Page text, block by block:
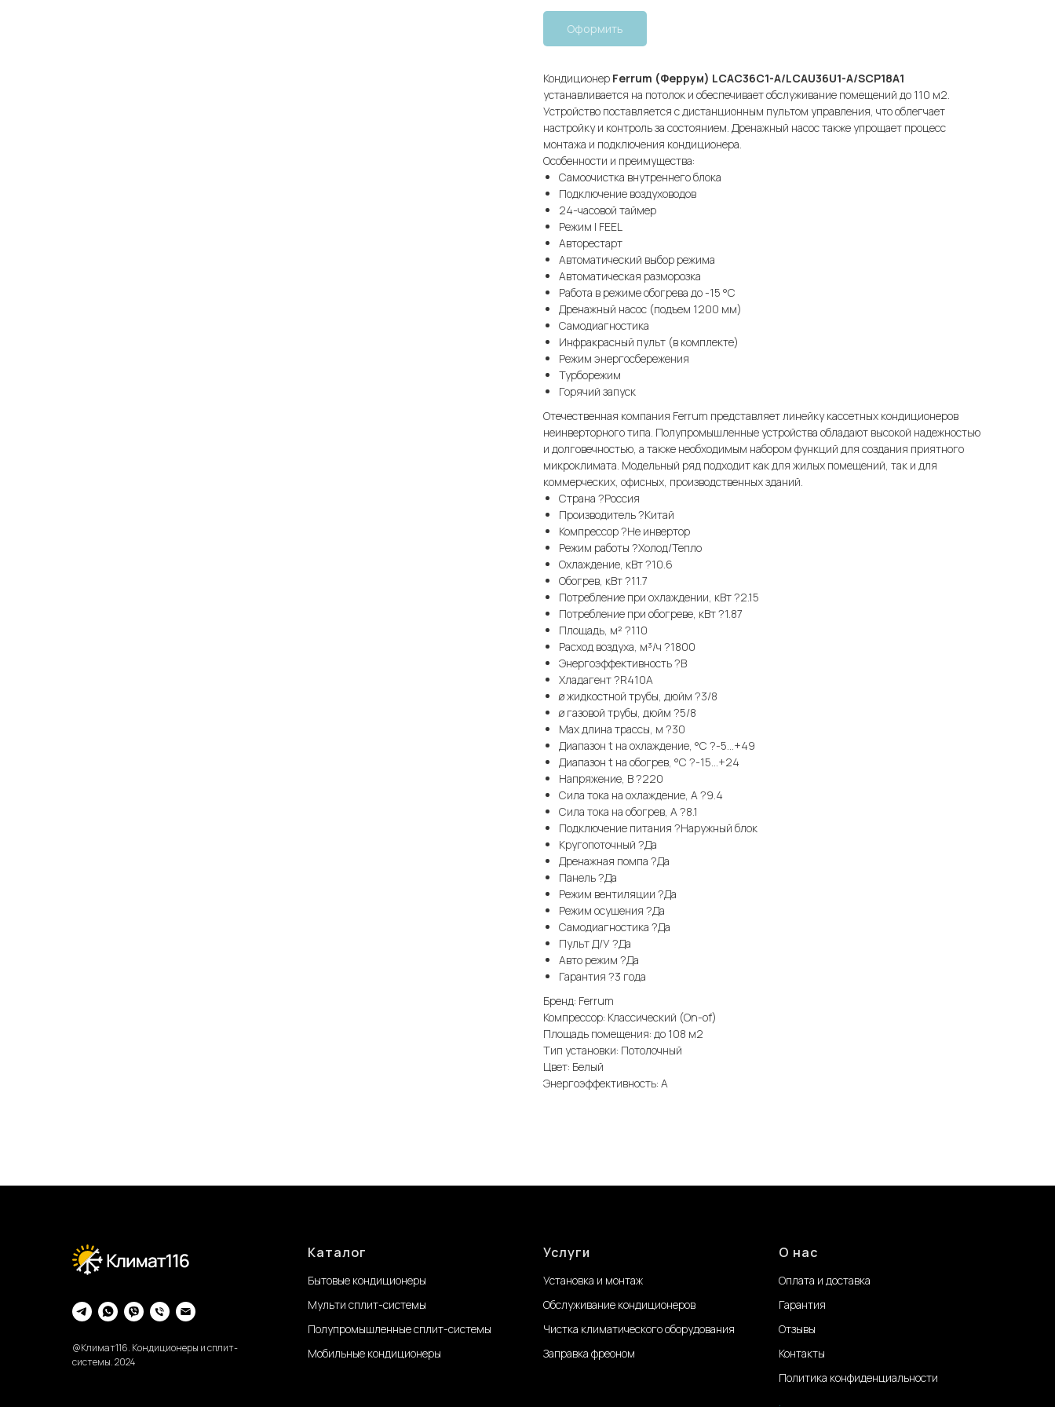
Оформить
Кондиционер Ferrum (Феррум) LCAC36C1-A/LCAU36U1-A/SCP18A1
устанавливается на потолок и обеспечивает обслуживание помещений до 110 м2.
Устройство поставляется с дистанционным пультом управления, что облегчает
настройку и контроль за состоянием. Дренажный насос также упрощает процесс
монтажа и подключения кондиционера.
Особенности и преимущества:
Самоочистка внутреннего блока
Подключение воздуховодов
24-часовой таймер
Режим I FEEL
Авторестарт
Автоматический выбор режима
Автоматическая разморозка
Работа в режиме обогрева до -15 °С
Дренажный насос (подъем 1200 мм)
Самодиагностика
Инфракрасный пульт (в комплекте)
Режим энергосбережения
Турборежим
Горячий запуск
Отечественная компания Ferrum представляет линейку кассетных кондиционеров
неинверторного типа. Полупромышленные устройства обладают высокой надежностью
и долговечностью, а также необходимым набором функций для создания приятного
микроклимата. Модельный ряд подходит как для жилых помещений, так и для
коммерческих, офисных, производственных зданий.
Страна ?Россия
Производитель ?Китай
Компрессор ?Не инвертор
Режим работы ?Холод/Тепло
Охлаждение, кВт ?10.6
Обогрев, кВт ?11.7
Потребление при охлаждении, кВт ?2.15
Потребление при обогреве, кВт ?1.87
Площадь, м² ?110
Расход воздуха, м³/ч ?1800
Энергоэффективность ?B
Хладагент ?R410A
ø жидкостной трубы, дюйм ?3/8
ø газовой трубы, дюйм ?5/8
Max длина трассы, м ?30
Диапазон t на охлаждение, °С ?-5...+49
Диапазон t на обогрев, °С ?-15...+24
Напряжение, В ?220
Сила тока на охлаждение, А ?9.4
Сила тока на обогрев, А ?8.1
Подключение питания ?Наружный блок
Кругопоточный ?Да
Дренажная помпа ?Да
Панель ?Да
Режим вентиляции ?Да
Режим осушения ?Да
Самодиагностика ?Да
Пульт Д/У ?Да
Авто режим ?Да
Гарантия ?3 года
Бренд: Ferrum
Компрессор: Классический (On-of)
Площадь помещения: до 108 м2
Тип установки: Потолочный
Цвет: Белый
Энергоэффективность: А
@Климат116. Кондиционеры и сплит-
системы. 2024
Каталог
Бытовые кондиционеры
Мульти сплит-системы
Полупромышленные сплит-системы
Мобильные кондиционеры
Услуги
Установка и монтаж
Обслуживание кондиционеров
Чистка климатического оборудования
Заправка фреоном
О нас
Оплата и доставка
Гарантия
Отзывы
Контакты
Политика конфиденциальности